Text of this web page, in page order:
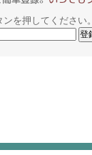
を押してください。